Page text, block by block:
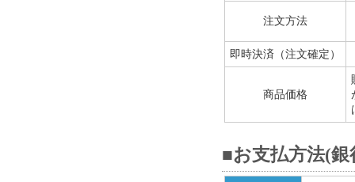
注文方法
即時決済（注文確定）
商品価格
■お支払方法(